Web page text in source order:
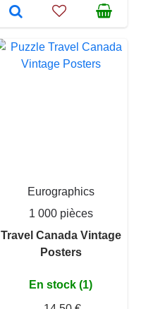
Eurographics
1 000 pièces
Travel Canada Vintage
Posters
En stock (1)